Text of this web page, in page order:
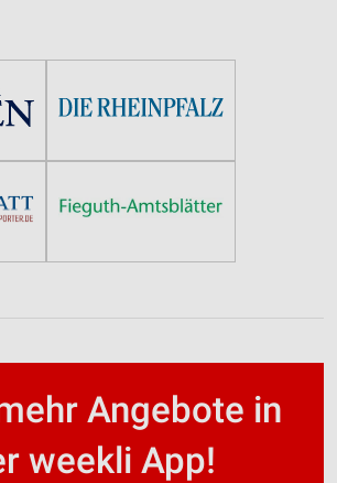
Angebote in
weekli App!